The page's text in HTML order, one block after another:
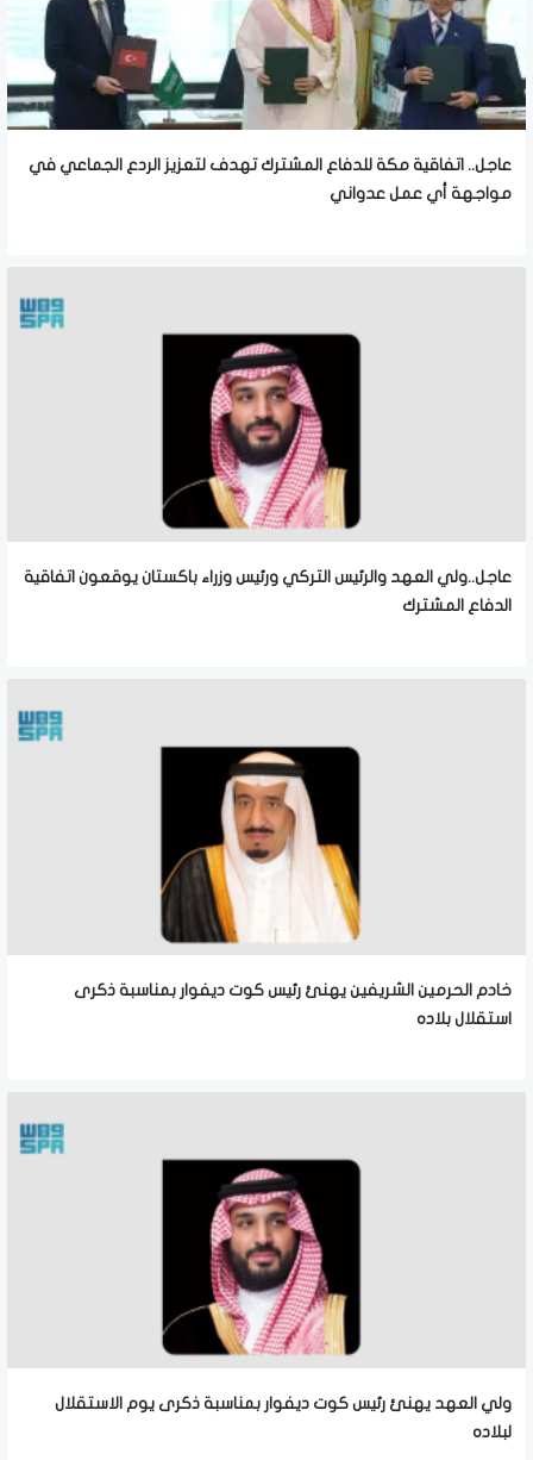
عاجل.. اتفاقية مكة للدفاع المشترك تهدف لتعزيز الردع الجماعي في
مواجهة أي عمل عدواني
عاجل..ولي العهد والرئيس التركي ورئيس وزراء باكستان يوقعون اتفاقية
الدفاع المشترك
خادم الحرمين الشريفين يهنئ رئيس كوت ديفوار بمناسبة ذكرى
استقلال بلاده
ولي العهد يهنئ رئيس كوت ديفوار بمناسبة ذكرى يوم الاستقلال
لبلاده